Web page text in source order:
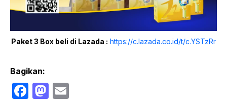
Paket 3 Box beli di Lazada : https://c.lazada.co.id/t/c.YSTzRr
Bagikan:
F
M